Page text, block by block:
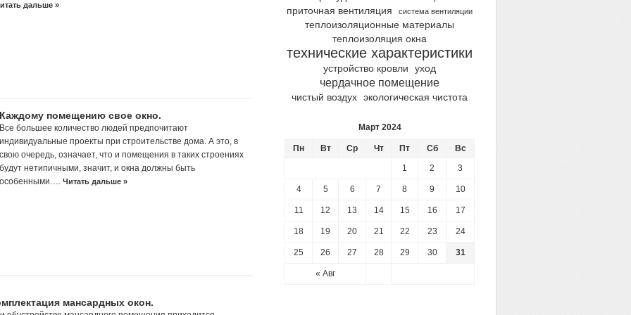
дальше »
Каждому помещению свое окно.
Все большее количество людей предпочитают
индивидуальные проекты при строительстве дома. А это, в
свою очередь, означает, что и помещения в таких строениях
будут нетипичными, значит, и окна должны быть
особенными…. Читать дальше »
мансардных окон.
приточная вентиляция
система вентиляции
теплоизоляционные материалы
теплоизоляция окна
технические характеристики
устройство кровли уход
чердачное помещение
чистый воздух экологическая чистота
Март 2024
Пн Вт Ср Чт Пт Сб Вс
« Авг
1 2 3
4 5 6 7 8 9 10
11 12 13 14 15 16 17
18 19 20 21 22 23 24
25 26 27 28 29 30 31